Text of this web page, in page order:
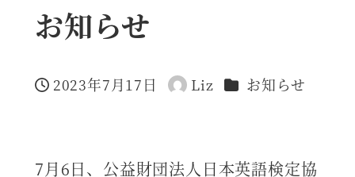
お知らせ
投稿日
2023年7月17日
著
Liz カテゴリー
お知らせ
7月6日、公益財団法人日本英語検定協